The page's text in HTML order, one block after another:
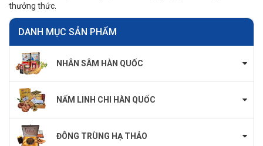
thưởng thức.
DANH MỤC SẢN PHẨM
NHÂN SÂM HÀN QUỐC
NẤM LINH CHI HÀN QUỐC
ĐÔNG TRÙNG HẠ THẢO